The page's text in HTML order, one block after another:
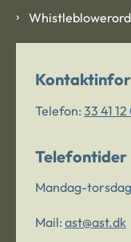
Telefon: 33 41
Telefontider
Mandag-
Mail: ast@ast.dk